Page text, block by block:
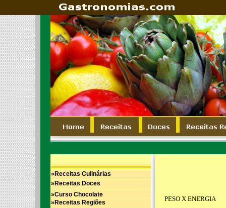
»Receitas Culinárias
»Receitas Doces
»Curso Chocolate
»Receitas Regiões
PESO X ENERGIA